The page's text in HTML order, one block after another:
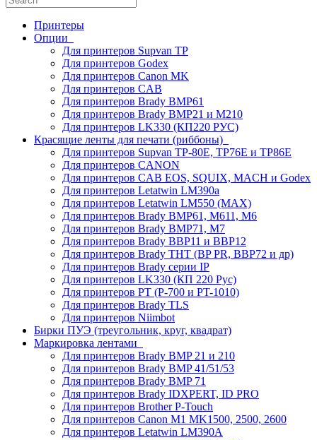
Принтеры
Опции
Для принтеров Supvan TP
Для принтеров Godex
Для принтеров Canon MK
Для принтеров CAB
Для принтеров Brady BMP61
Для принтеров Brady BMP21 и M210
Для принтеров LK330 (КП220 РУС)
Красящие ленты для печати (риббоны)
Для принтеров Supvan TP-80E, TP76E и TP86E
Для принтеров CANON
Для принтеров CAB EOS, SQUIX, MACH и Godex
Для принтеров Letatwin LM390a
Для принтеров Letatwin LM550 (MAX)
Для принтеров Brady BMP61, M611, M6
Для принтеров Brady BMP71, M7
Для принтеров Brady BBP11 и BBP12
Для принтеров Brady THT (BP PR, BBP72 и др)
Для принтеров Brady серии IP
Для принтеров LK330 (КП 220 Рус)
Для принтеров PT (P-700 и PT-1010)
Для принтеров Brady TLS
Для принтеров Niimbot
Бирки ПУЭ (треугольник, круг, квадрат)
Маркировка лентами
Для принтеров Brady BMP 21 и 210
Для принтеров Brady BMP 41/51/53
Для принтеров Brady BMP 71
Для принтеров Brady IDXPERT, ID PRO
Для принтеров Brother P-Touch
Для принтеров Canon M1 MK1500, 2500, 2600
Для принтеров Letatwin LM390A